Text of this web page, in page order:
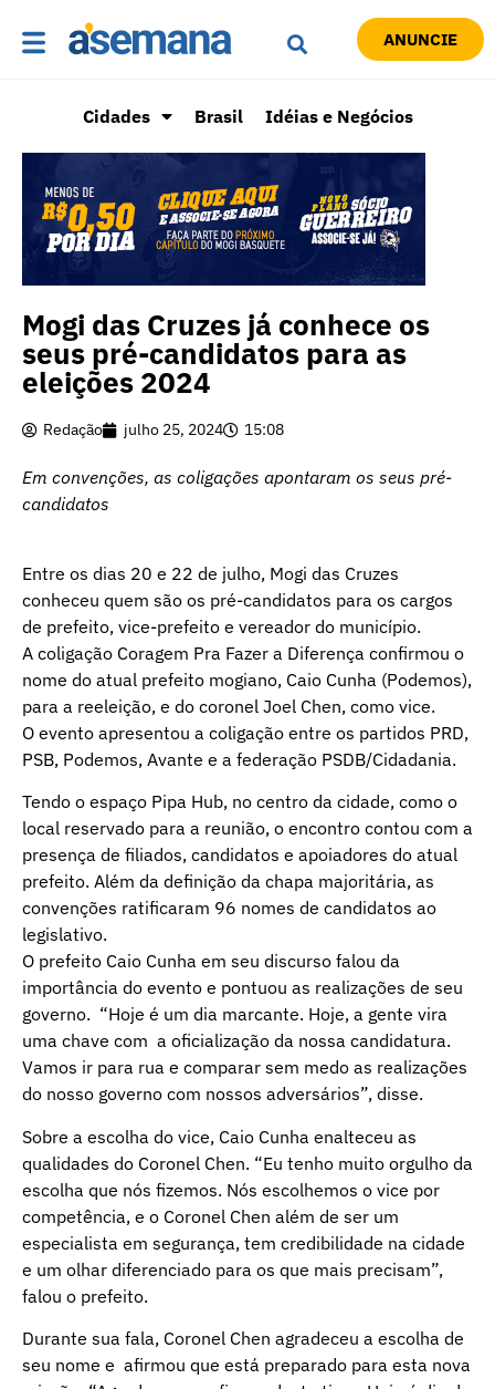
ANUNCIE
Cidades Brasil Idéias e Negócios
Mogi das Cruzes já conhece os
seus pré-candidatos para as
eleições 2024
Redação julho 25, 2024 15:08
Em convenções, as coligações apontaram os seus pré-
candidatos
Entre os dias 20 e 22 de julho, Mogi das Cruzes
conheceu quem são os pré-candidatos para os cargos
de prefeito, vice-prefeito e vereador do município.
A coligação Coragem Pra Fazer a Diferença confirmou o
nome do atual prefeito mogiano, Caio Cunha (Podemos),
para a reeleição, e do coronel Joel Chen, como vice.
O evento apresentou a coligação entre os partidos PRD,
PSB, Podemos, Avante e a federação PSDB/Cidadania.
Tendo o espaço Pipa Hub, no centro da cidade, como o
local reservado para a reunião, o encontro contou com a
presença de filiados, candidatos e apoiadores do atual
prefeito. Além da definição da chapa majoritária, as
convenções ratificaram 96 nomes de candidatos ao
legislativo.
O prefeito Caio Cunha em seu discurso falou da
importância do evento e pontuou as realizações de seu
governo. “Hoje é um dia marcante. Hoje, a gente vira
uma chave com a oficialização da nossa candidatura.
Vamos ir para rua e comparar sem medo as realizações
do nosso governo com nossos adversários”, disse.
Sobre a escolha do vice, Caio Cunha enalteceu as
qualidades do Coronel Chen. “Eu tenho muito orgulho da
escolha que nós fizemos. Nós escolhemos o vice por
competência, e o Coronel Chen além de ser um
especialista em segurança, tem credibilidade na cidade
e um olhar diferenciado para os que mais precisam”,
falou o prefeito.
Durante sua fala, Coronel Chen agradeceu a escolha de
seu nome e afirmou que está preparado para esta nova